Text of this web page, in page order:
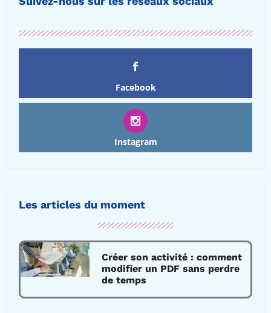
Facebook
Instagram
Les articles du moment
Créer son activité : comment
modifier un PDF sans perdre
de temps